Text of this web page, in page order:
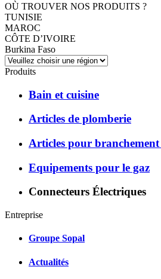
OÙ TROUVER NOS PRODUITS ?
TUNISIE
MAROC
CÔTE D’IVOIRE
Burkina Faso
Produits
Bain et cuisine
Articles de plomberie
Articles pour
Equipements pour le gaz
Connecteurs Électriques
Entreprise
Groupe Sopal
Actualités